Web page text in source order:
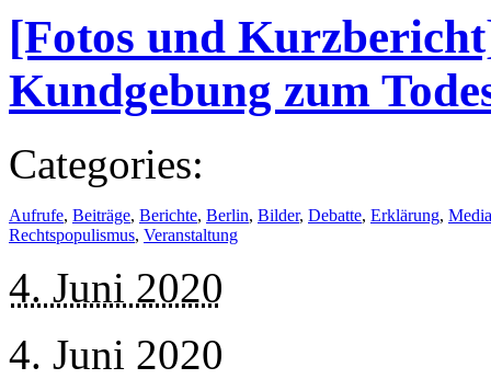
[Fotos und
Kundgebung zum
Categories:
Aufrufe, Beiträge, Berichte, Berlin, Bilder, Debatte, Erklärung, Media
Rechtspopulismus, Veranstaltung
4. Juni 2020
4. Juni 2020